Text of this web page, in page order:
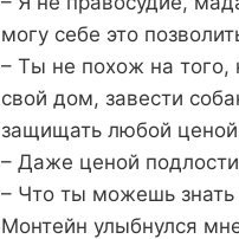
могу себе это
– Ты не похож на того,
свой дом, завести
защищать любой
– Даже ценой
– Что ты можешь знать
Монтейн улыбнулся